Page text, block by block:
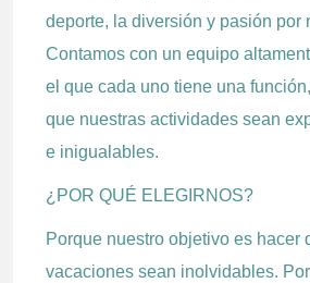
deporte, la diversión y pasión por
Contamos con un equipo
el que cada uno tiene una
que nuestras actividades sean
e inigualables.
¿POR QUÉ ELEGIRNOS?
Porque nuestro objetivo es hacer
vacaciones sean inolvidables.